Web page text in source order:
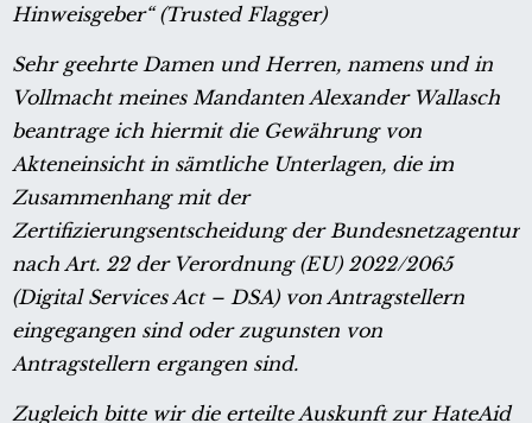
Hinweisgeber“ (Trusted Flagger)
Sehr geehrte Damen und Herren, namens und in
Vollmacht meines Mandanten Alexander Wallasch
beantrage ich hiermit die Gewährung von
Akteneinsicht in sämtliche Unterlagen, die im
Zusammenhang mit der
Zertifizierungsentscheidung der Bundesnetzagentur
nach Art. 22 der Verordnung (EU) 2022/2065
(Digital Services Act – DSA) von Antragstellern
eingegangen sind oder zugunsten von
Antragstellern ergangen sind.
Zugleich bitte wir die erteilte Auskunft zur HateAid